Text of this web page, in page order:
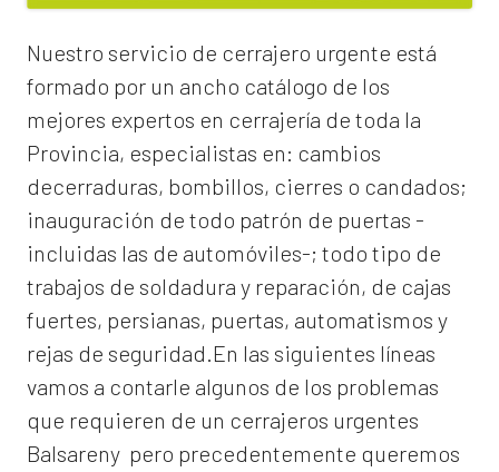
Nuestro servicio de cerrajero urgente está
formado por un ancho catálogo de los
mejores expertos en cerrajería de toda la
Provincia, especialistas en: cambios
decerraduras, bombillos, cierres o candados;
inauguración de todo patrón de puertas -
incluidas las de automóviles-; todo tipo de
trabajos de soldadura y reparación, de cajas
fuertes, persianas, puertas, automatismos y
rejas de seguridad.En las siguientes líneas
vamos a contarle algunos de los problemas
que requieren de un cerrajeros urgentes
Balsareny pero precedentemente queremos